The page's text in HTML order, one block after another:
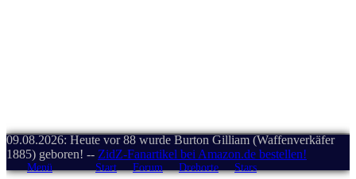
09.08.2026: Heute vor 88 wurde Burton Gilliam (Waffenverkäfer
1885) geboren! -- ZidZ-Fanartikel bei Amazon.de bestellen!
Menü Start Forum Drehorte Stars